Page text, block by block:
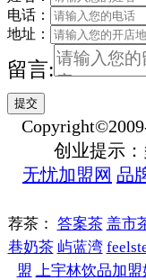
电话：
地址：
留言:
创业提示
无忧加盟网 品
荐茶： 答案茶 盖市
巷奶茶 屿蓝湾
盟 上宇林饮品加